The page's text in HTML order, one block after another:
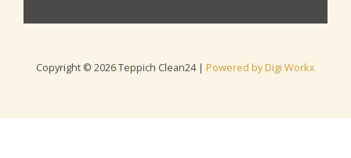
Copyright © 2026 Teppich Clean24 | Powered by Digi Workx